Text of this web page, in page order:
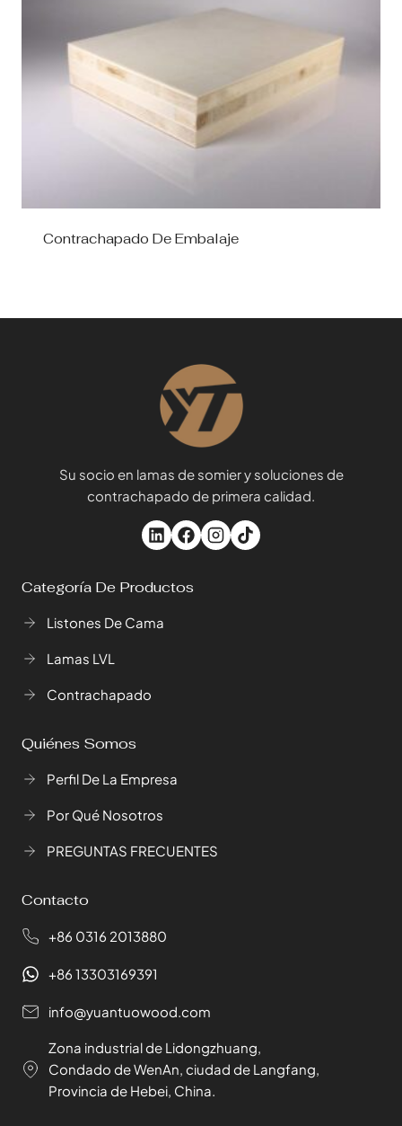
Contrachapado De Embalaje
Su socio en lamas de somier y soluciones de
contrachapado de primera calidad.
Categoría De Productos
Listones De Cama
Lamas LVL
Contrachapado
Quiénes Somos
Perfil De La Empresa
Por Qué Nosotros
PREGUNTAS FRECUENTES
Contacto
+86 0316 2013880
+86 13303169391
info@yuantuowood.com
Zona industrial de Lidongzhuang,
Condado de WenAn, ciudad de Langfang,
Provincia de Hebei, China.